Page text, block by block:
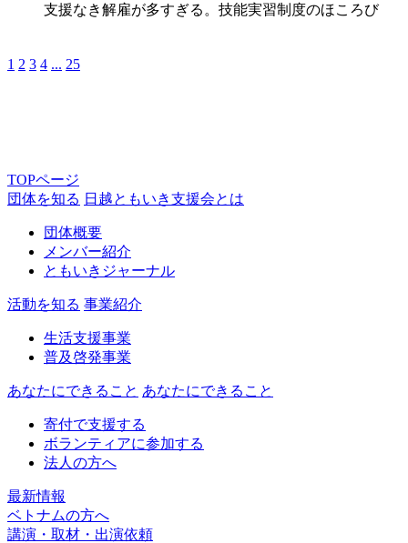
支援なき解雇が多すぎる。技能実習制度のほころび
1 2 3 4 ... 25
TOPページ
団体を知る 日越ともいき支援会とは
団体概要
メンバー紹介
ともいきジャーナル
活動を知る 事業紹介
生活支援事業
普及啓発事業
あなたにできること あなたにできること
寄付で支援する
ボランティアに参加する
法人の方へ
最新情報
ベトナムの方へ
講演・取材・出演依頼